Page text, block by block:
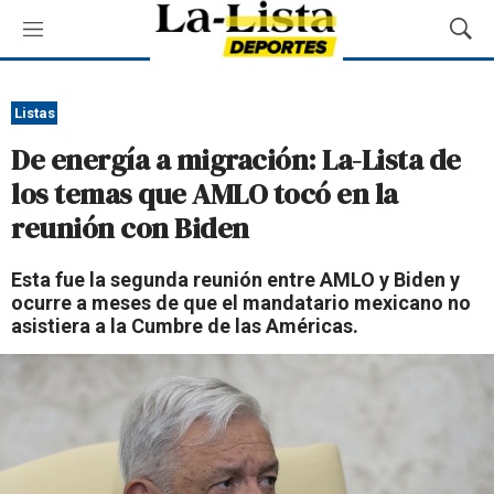
M
e
ú
M
o
a
q
u
e
Listas
De energía a migración: La-Lista de
los temas que AMLO tocó en la
reunión con Biden
Esta fue la segunda reunión entre AMLO y Biden y
ocurre a meses de que el mandatario mexicano no
asistiera a la Cumbre de las Américas.